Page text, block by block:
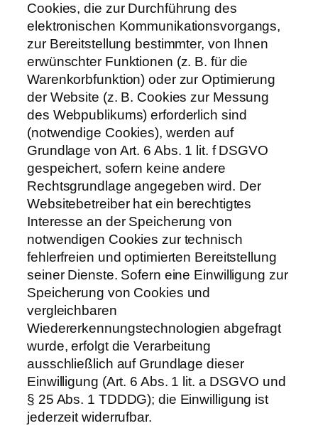
Cookies, die zur Durchführung des
elektronischen Kommunikationsvorgangs,
zur Bereitstellung bestimmter, von Ihnen
erwünschter Funktionen (z. B. für die
Warenkorbfunktion) oder zur Optimierung
der Website (z. B. Cookies zur Messung
des Webpublikums) erforderlich sind
(notwendige Cookies), werden auf
Grundlage von Art. 6 Abs. 1 lit. f DSGVO
gespeichert, sofern keine andere
Rechtsgrundlage angegeben wird. Der
Websitebetreiber hat ein berechtigtes
Interesse an der Speicherung von
notwendigen Cookies zur technisch
fehlerfreien und optimierten Bereitstellung
seiner Dienste. Sofern eine Einwilligung zur
Speicherung von Cookies und
vergleichbaren
Wiedererkennungstechnologien abgefragt
wurde, erfolgt die Verarbeitung
ausschließlich auf Grundlage dieser
Einwilligung (Art. 6 Abs. 1 lit. a DSGVO und
§ 25 Abs. 1 TDDDG); die Einwilligung ist
jederzeit widerrufbar.